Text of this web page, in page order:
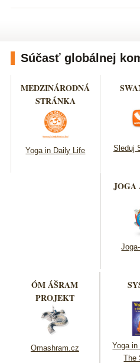
Súčasť globálnej
MEDZINÁRODNÁ
STRÁNKA
Yoga in Daily Life Sleduj
JOGA
ÓM ÁŠRAM
PROJEKT
Omashram.cz
Yoga
The